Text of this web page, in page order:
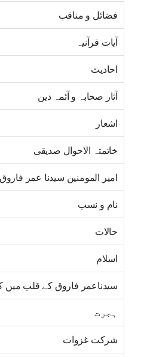
فضائل و مناقب
آیات قرآنیہ
احادیث
آثار صحابہ و آئمہ دین
اشعار
خاتمتہ الاحوال صدیقی
امیر المومنین سیدنا عمر
نام و نسب
حالات
اسلام
سیدناعمر فاروق کے قلب میں
ہجرت
شرکت غزوات